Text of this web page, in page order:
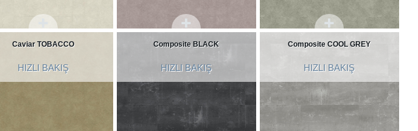
Caviar TOBACCO
HIZLI BAKIŞ
Composite BLACK
HIZLI BAKIŞ
Composite COOL GREY
HIZLI BAKIŞ